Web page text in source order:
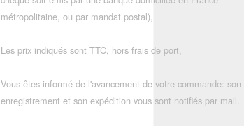
métropolitaine, ou par mandat postal),
Les prix indiqués sont TTC, hors frais de port,
Vous êtes informé de l'avancement de votre commande: son
enregistrement et son expédition vous sont notifiés par mail.